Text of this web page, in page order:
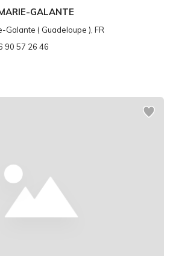
GALANTE
Galante ( Guadeloupe ), FR
90 57 26 46